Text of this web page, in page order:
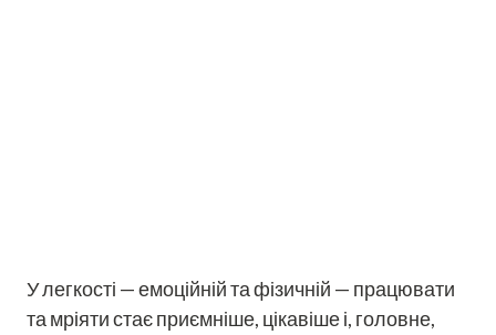
У легкості — емоційній та фізичній — працювати
та мріяти стає приємніше, цікавіше і, головне,